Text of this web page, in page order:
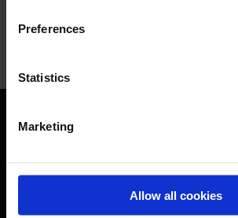
Preferences
Statistics
Marketing
Allow all cookies
Smart Treasury Suite